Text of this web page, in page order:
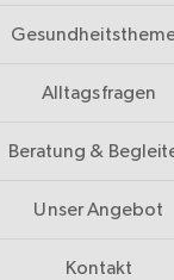
Alltagsfragen
Beratung &
Unser Angebot
Kontakt